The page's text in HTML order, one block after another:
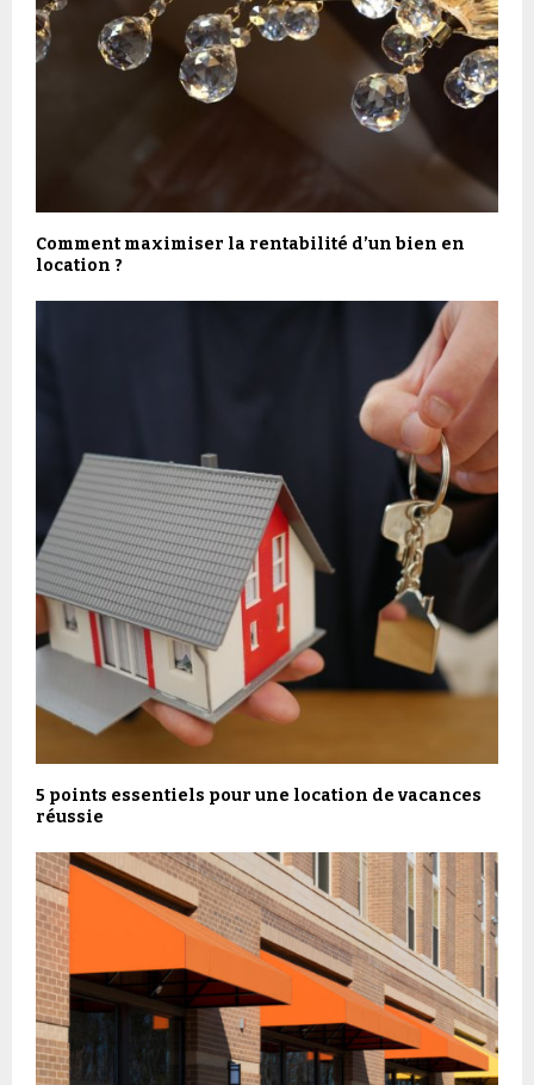
Comment maximiser la rentabilité d’un bien en
location ?
5 points essentiels pour une location de vacances
réussie